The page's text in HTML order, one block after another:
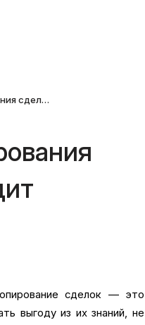
Какая платформа для копирования сделок лучше всего подходит новичкам?
сделок — это
выгоду из их знаний, не